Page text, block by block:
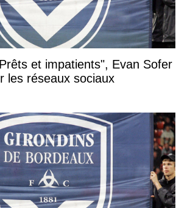
et impatients", Evan Sofer
les réseaux sociaux